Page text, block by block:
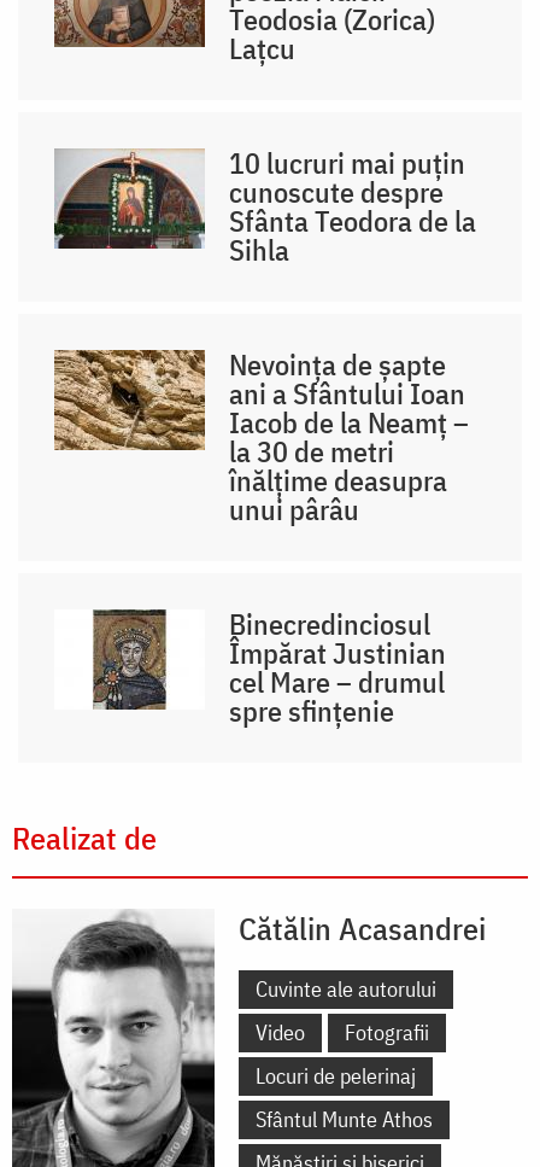
Teodosia (Zorica)
Lațcu
10 lucruri mai puțin
cunoscute despre
Sfânta Teodora de la
Sihla
Nevoința de șapte
ani a Sfântului Ioan
Iacob de la Neamț –
la 30 de metri
înălțime deasupra
unui pârâu
Binecredinciosul
Împărat Justinian
cel Mare – drumul
spre sfințenie
Realizat de
Cătălin Acasandrei
Cuvinte ale autorului
Video
Fotografii
Locuri de pelerinaj
Sfântul Munte Athos